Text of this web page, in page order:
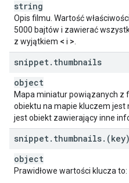
"
"mekuRating":
"mibacRating
"mocRating":
"moctwRating
"mtrcbRating":
"nbcRating":
"nbcplRating":
" nfrcRating :
"nfvcbRating ":
"oflcRating":
string
Opis filmu. Wartość
5000 bajtów i zawierać
z wyjątkiem < i >
snippet. thumbnails
object
Mapa miniatur powiązanych z
obiektu na mapie kluczem jest
jest obiekt zawierający inne
snippet. thumbnails. (key)
object
Prawidłowe wartości klucza to: